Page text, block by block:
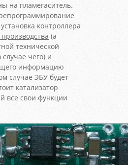
на пламегаситель.
контроллера
(а
технической
чего) и
информацию
случае ЭБУ будет
катализатор
все свои функции